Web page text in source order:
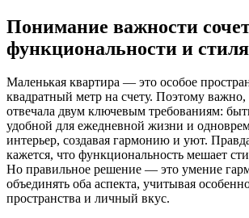
Понимание важности
функциональности и стиля
Маленькая квартира — это особое
квадратный метр на счету. Поэтому
отвечала двум ключевым требованиям:
удобной для ежедневной жизни и
интерьер, создавая гармонию и уют.
кажется, что функциональность мешает
Но правильное решение — это умение
объединять оба аспекта, учитывая
пространства и личный вкус.